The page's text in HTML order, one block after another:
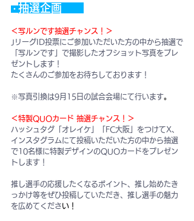
・ 抽選企画
＜写ルンです抽選チャンス！＞
JリーグID投票にご参加いただいた方の中から抽選で
「写ルンです」で撮影したオフショット写真をプレ
ゼントします！
たくさんのご参加をお待ちしております！
※写真引換は9月15日の試合会場にて行います。
＜特製QUOカード 抽選チャンス！＞
ハッシュタグ「オレイケ」「FC大阪」をつけてX、
インスタグラムにて投稿いただいた方の中から抽選
で10名様に特製デザインのQUOカードをプレゼン
トします！
推し選手の応援したくなるポイント、推し始めたき
っかけ等をぜひ投稿していただき、推し選手の魅力
を広めてください！